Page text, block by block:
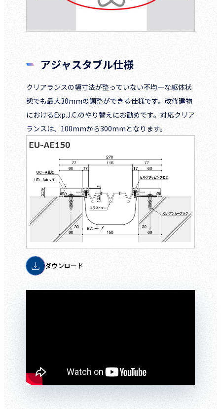
アジャスタブル仕様
クリアランスの幅寸法が整っていない不均一な躯体状
態でも最大30mmの調整ができる仕様です。改修建物
におけるExp.J.C.のやり替えにお勧めです。対応クリア
ランスは、100mmから300mmとなります。
ダウンロード